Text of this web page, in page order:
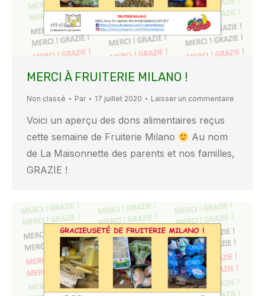
MERCI À FRUITERIE MILANO !
Non classé Par 17 juillet 2020 Laisser un commentaire
Voici un aperçu des dons alimentaires reçus
cette semaine de Fruiterie Milano
Au nom
de La Maisonnette des parents et nos familles,
GRAZIE !